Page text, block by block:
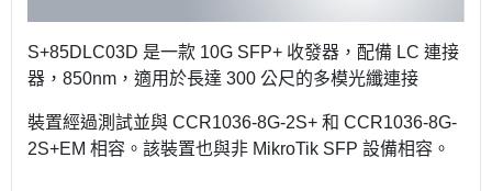
S+85DLC03D 是一款 10G SFP+ 收發器，配備 LC 連接
器，850nm，適用於長達 300 公尺的多模光纖連接
裝置經過測試並與 CCR1036-8G-2S+ 和 CCR1036-8G-
2S+EM 相容。該裝置也與非 MikroTik SFP 設備相容。